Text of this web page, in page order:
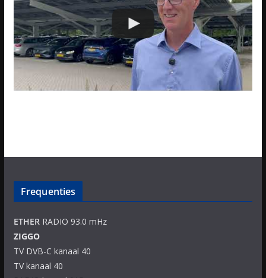
Frequenties
ETHERRADIO 93.0 mHz
ZIGGO
TV DVB-C kanaal 40
TV kanaal 40